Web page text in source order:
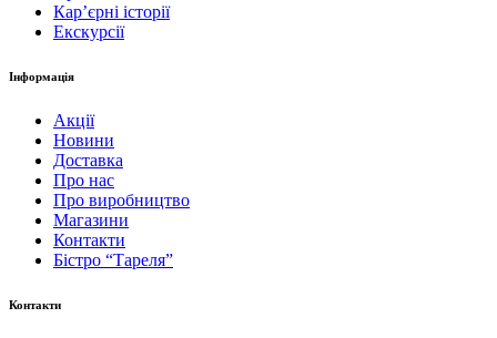
Карʼєрні історії
Екскурсії
Інформація
Акції
Новини
Доставка
Про нас
Про виробництво
Магазини
Контакти
Бістро “Тареля”
Контакти